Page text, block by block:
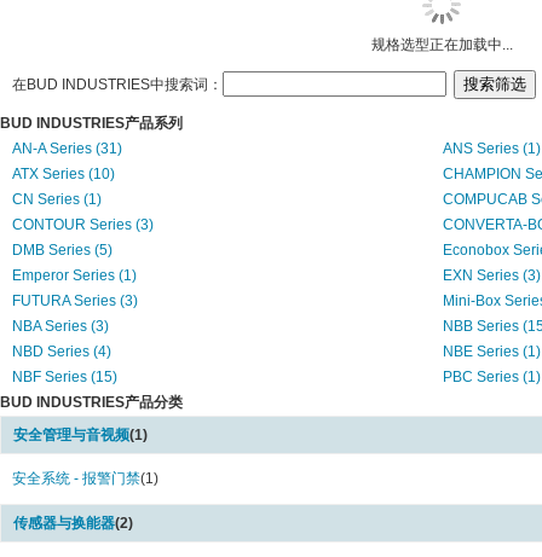
规格选型正在加载中...
在BUD INDUSTRIES中搜索词：
BUD INDUSTRIES产品系列
AN-A Series (31)
ANS Series (1)
ATX Series (10)
CHAMPION
CN Series (1)
COMPUCAB
CONTOUR Series (3)
CONVERTA-
DMB Series (5)
Econobox
Emperor Series (1)
EXN Series (3)
FUTURA Series (3)
Mini-Box
NBA Series (3)
NBB Series
NBD Series (4)
NBE Series (1)
NBF Series (15)
PBC Series (1)
PI Series (1)
PN Series (15)
Professional Series (2)
PTQ Series (7)
SHADOW Series (1)
SNB Series (3)
TB Series (2)
TR Series (3)
BUD INDUSTRIES产品分类
安全管理与音视频(1)
安全系统 - 报警门禁(1)
传感器与换能器(2)